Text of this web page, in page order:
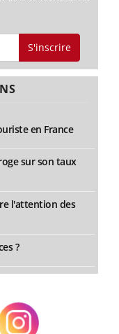
S'inscrire
en France
sur son taux
l'attention des
?